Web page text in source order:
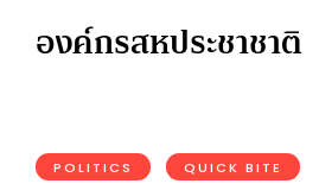
องค์กรสหประชาชาติ
POLITICS QUICK BITE